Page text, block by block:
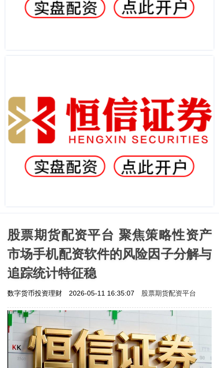
股票期货配资平台 聚焦策略性资产
市场手机配资软件的风险因子分解与
追踪统计特征稳
数字货币投资理财 2026-05-11 16:35:07 股票期货配资平台